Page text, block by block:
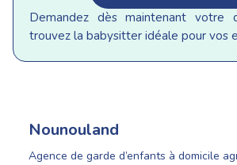
Demandez dès maintenant votre
trouvez la babysitter idéale pour vos
Nounouland
Agence de garde d’enfants à domicile